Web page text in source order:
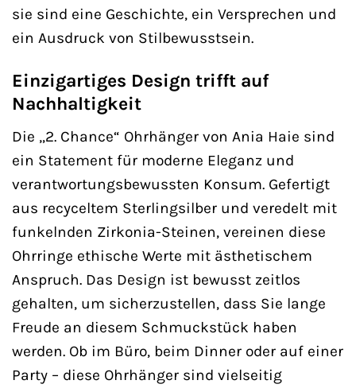
sie sind eine Geschichte, ein Versprechen und
ein Ausdruck von Stilbewusstsein.
Einzigartiges Design trifft auf
Nachhaltigkeit
Die „2. Chance“ Ohrhänger von Ania Haie sind
ein Statement für moderne Eleganz und
verantwortungsbewussten Konsum. Gefertigt
aus recyceltem Sterlingsilber und veredelt mit
funkelnden Zirkonia-Steinen, vereinen diese
Ohrringe ethische Werte mit ästhetischem
Anspruch. Das Design ist bewusst zeitlos
gehalten, um sicherzustellen, dass Sie lange
Freude an diesem Schmuckstück haben
werden. Ob im Büro, beim Dinner oder auf einer
Party – diese Ohrhänger sind vielseitig